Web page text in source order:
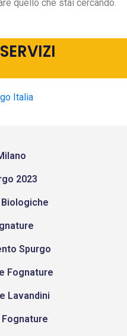
quello che stai cercando.
Italia
2023
Spurgo
Fognature
Lavandini
Fognature